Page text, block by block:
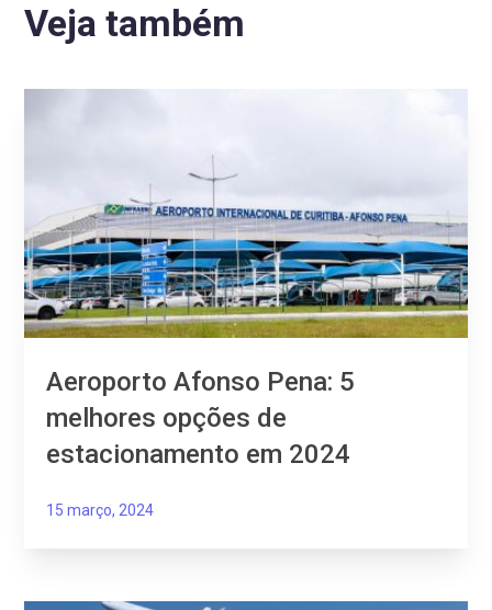
Veja também
Aeroporto Afonso Pena: 5
melhores opções de
estacionamento em 2024
15 março, 2024